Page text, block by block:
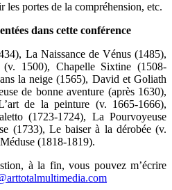
les portes de la compréhension, etc.
dans cette conférence
La Naissance de Vénus (1485),
1500), Chapelle Sixtine (1508-
la neige (1565), David et Goliath
de bonne aventure (après 1630),
de la peinture (v. 1665-1666),
(1723-1724), La Pourvoyeuse
(1733), Le baiser à la dérobée (v.
(1818-1819).
à la fin, vous pouvez m’écrire